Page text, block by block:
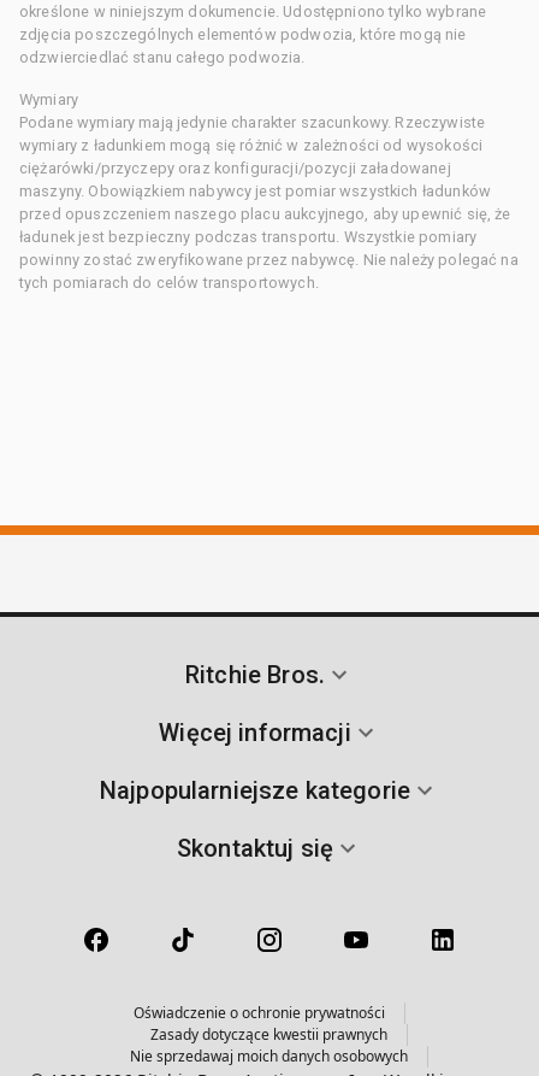
określone w niniejszym dokumencie. Udostępniono tylko wybrane
zdjęcia poszczególnych elementów podwozia, które mogą nie
odzwierciedlać stanu całego podwozia.
Wymiary
Podane wymiary mają jedynie charakter szacunkowy. Rzeczywiste
wymiary z ładunkiem mogą się różnić w zależności od wysokości
ciężarówki/przyczepy oraz konfiguracji/pozycji załadowanej
maszyny. Obowiązkiem nabywcy jest pomiar wszystkich ładunków
przed opuszczeniem naszego placu aukcyjnego, aby upewnić się, że
ładunek jest bezpieczny podczas transportu. Wszystkie pomiary
powinny zostać zweryfikowane przez nabywcę. Nie należy polegać na
tych pomiarach do celów transportowych.
Ritchie Bros.
Więcej informacji
Najpopularniejsze kategorie
Skontaktuj się
Oświadczenie o ochronie prywatności
Zasady dotyczące kwestii prawnych
Nie sprzedawaj moich danych osobowych